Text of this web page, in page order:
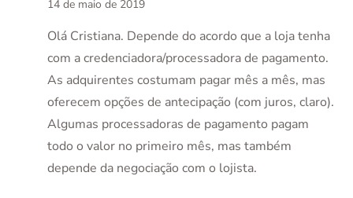
14 de maio de 2019
Olá Cristiana. Depende do acordo que a loja tenha
com a credenciadora/processadora de pagamento.
As adquirentes costumam pagar mês a mês, mas
oferecem opções de antecipação (com juros, claro).
Algumas processadoras de pagamento pagam
todo o valor no primeiro mês, mas também
depende da negociação com o lojista.